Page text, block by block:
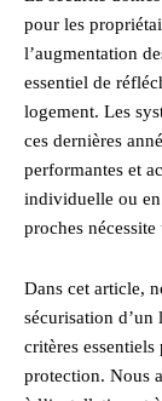
pour les
l’augmentation
essentiel de
logement. Les
ces dernières
performantes et
individuelle ou
proches
Dans cet article,
sécurisation d’un
critères
protection. Nous